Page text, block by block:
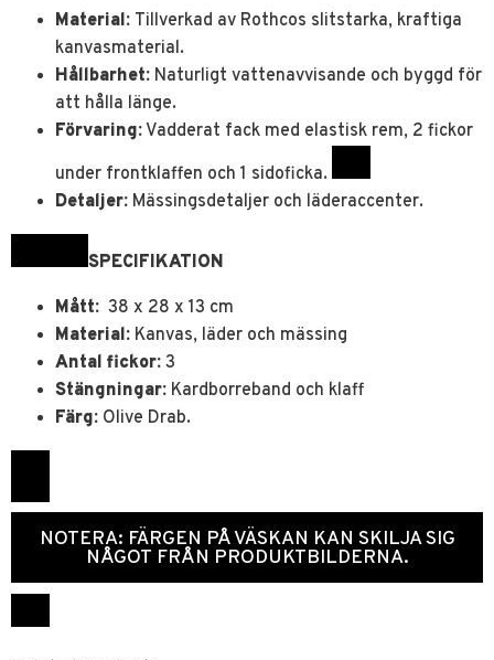
Material: Tillverkad av Rothcos slitstarka, kraftiga
kanvasmaterial.
Hållbarhet: Naturligt vattenavvisande och byggd för
att hålla länge.
Förvaring:Vadderat fack med elastisk rem, 2 fickor
under frontklaffen och 1 sidoficka.
Detaljer: Mässingsdetaljer och läderaccenter.
SPECIFIKATION
Mått: 38 x 28 x 13 cm
Material: Kanvas, läder och mässing
Antal fickor: 3
Stängningar: Kardborreband och klaff
Färg: Olive Drab.
NOTERA: FÄRGEN PÅ VÄSKAN KAN SKILJA SIG
NÅGOT FRÅN PRODUKTBILDERNA.